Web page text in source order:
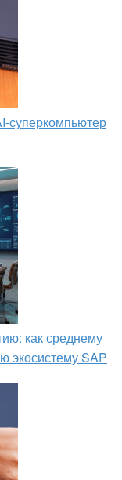
суперкомпьютер
как среднему
экосистему SAP